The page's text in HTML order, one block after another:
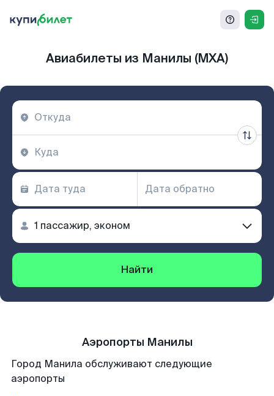
Авиабилеты из Манилы (MXA)
Найти
Аэропорты Манилы
Город Манила обслуживают следующие
аэропорты